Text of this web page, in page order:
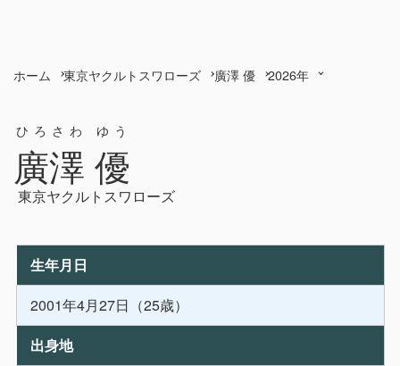
ホーム 東京ヤクルトスワローズ 廣澤 優 2026年
廣澤 優
ひろさわ ゆう
東京ヤクルトスワローズ
生年月日
2001年4月27日（25歳）
出身地